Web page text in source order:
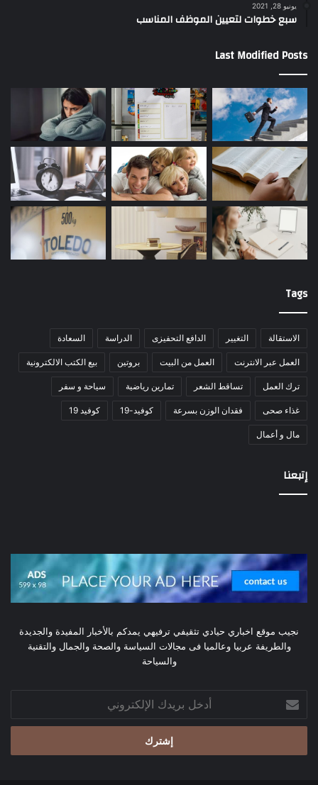
يونيو 28, 2021
سبع خطوات لتعيين الموظف المناسب
Last Modified Posts
Tags
الاستقالة التغيير الدافع التحفيزى الدراسة السعادة
العمل عبر الانترنت العمل من البيت بروتين بيع الكتب الالكترونية
ترك العمل تساقط الشعر تمارين رياضية سياحة و سفر
غذاء صحى فقدان الوزن بسرعة كوفيد-19 كوفيد 19
مال و أعمال
إتبعنا
نجيب موقع اخباري حيادي تثقيفي ترفيهي يمدكم بالأخبار المفيدة والجديدة
والطريفة عربيا وعالميا فى مجالات السياسة والصحة والجمال والتقنية
والسياحة
بريدك
الإلكتروني